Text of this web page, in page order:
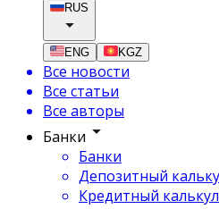
RUS
ENG KGZ
Все новости
Все статьи
Все авторы
Банки
Банки
Депозитный
Кредитный